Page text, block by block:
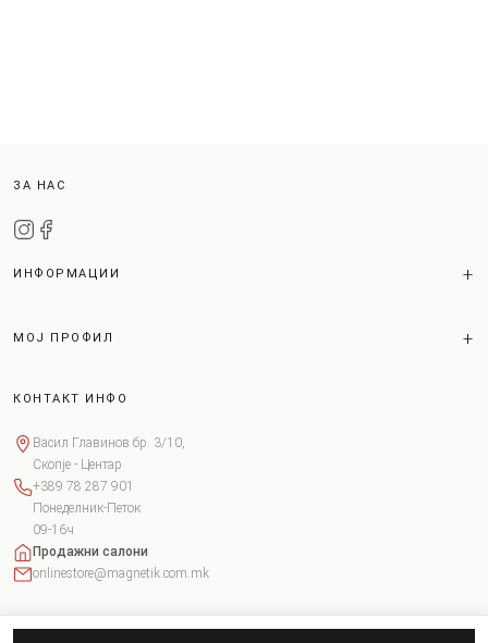
ЗА НАС
ИНФОРМАЦИИ
МОЈ ПРОФИЛ
КОНТАКТ ИНФО
Васил Главинов бр. 3/10,
Скопје - Центар
+389 78 287 901
Понеделник-Петок
09-16ч
Продажни салони
onlinestore@magnetik.com.mk